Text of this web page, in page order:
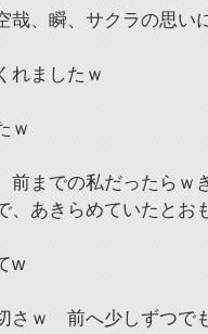
哉、瞬、サクラの思い
れましたｗ
ｗ
前までの私だったらｗ
、あきらめていたと
w
さｗ 前へ少しずつで